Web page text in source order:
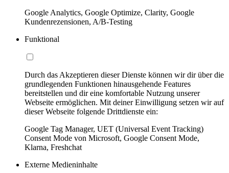
Google Analytics, Google Optimize, Clarity, Google
Kundenrezensionen, A/B-Testing
Funktional
Durch das Akzeptieren dieser Dienste können wir dir über die
grundlegenden Funktionen hinausgehende Features
bereitstellen und dir eine komfortable Nutzung unserer
Webseite ermöglichen. Mit deiner Einwilligung setzen wir auf
dieser Webseite folgende Drittdienste ein:
Google Tag Manager, UET (Universal Event Tracking)
Consent Mode von Microsoft, Google Consent Mode,
Klarna, Freshchat
Externe Medieninhalte